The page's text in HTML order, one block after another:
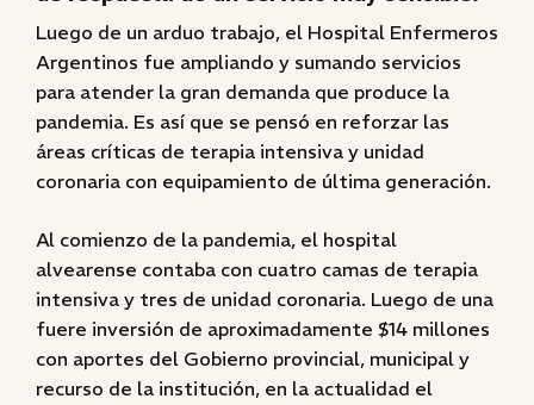
Luego de un arduo trabajo, el Hospital Enfermeros
Argentinos fue ampliando y sumando servicios
para atender la gran demanda que produce la
pandemia. Es así que se pensó en reforzar las
áreas críticas de terapia intensiva y unidad
coronaria con equipamiento de última generación.
Al comienzo de la pandemia, el hospital
alvearense contaba con cuatro camas de terapia
intensiva y tres de unidad coronaria. Luego de una
fuere inversión de aproximadamente $14 millones
con aportes del Gobierno provincial, municipal y
recurso de la institución, en la actualidad el